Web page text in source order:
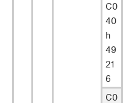
C0
40
h
49
21
6
C0